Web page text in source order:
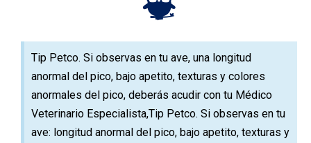
Tip Petco. Si observas en tu ave, una longitud
anormal del pico, bajo apetito, texturas y colores
anormales del pico, deberás acudir con tu Médico
Veterinario Especialista,Tip Petco. Si observas en tu
ave: longitud anormal del pico, bajo apetito, texturas y